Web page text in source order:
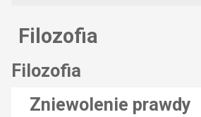
Filozofia
Filozofia
Zniewolenie prawdy